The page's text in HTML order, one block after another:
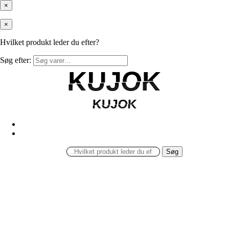
×
×
Hvilket produkt leder du efter?
Søg efter:
KUJOK
KUJOK
KUJOK
KUJOK
Søg